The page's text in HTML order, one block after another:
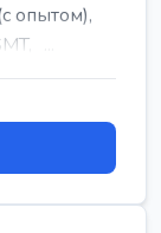
опытом),
...